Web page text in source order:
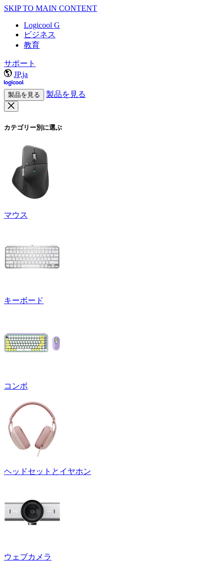
SKIP TO MAIN CONTENT
Logicool G
ビジネス
教育
サポート
JP,ja
製品を見る 製品を見る
カテゴリー別に選ぶ
マウス
キーボード
コンボ
ヘッドセットとイヤホン
ウェブカメラ